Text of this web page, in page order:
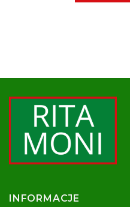
INFORMACJE